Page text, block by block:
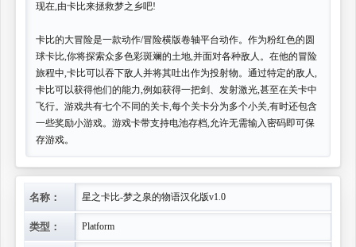
现在,由卡比来拯救梦之乡吧!
卡比的大冒险是一款动作/冒险横版卷轴平台动作。作为粉红色的圆
球卡比,你将探索众多色彩斑斓的土地,并面对各种敌人。在他的冒险
旅程中,卡比可以吞下敌人并将其吐出作为投射物。通过特定的敌人,
卡比可以获得他们的能力,例如获得一把剑、发射激光,甚至在关卡中
飞行。游戏共有七个不同的关卡,每个关卡分为多个小关,有时还包含
一些奖励小游戏。游戏卡带支持电池存档,允许无需输入密码即可保
存游戏。
名称： 星之卡比-梦之泉的物语汉化版v1.0
类型： Platform